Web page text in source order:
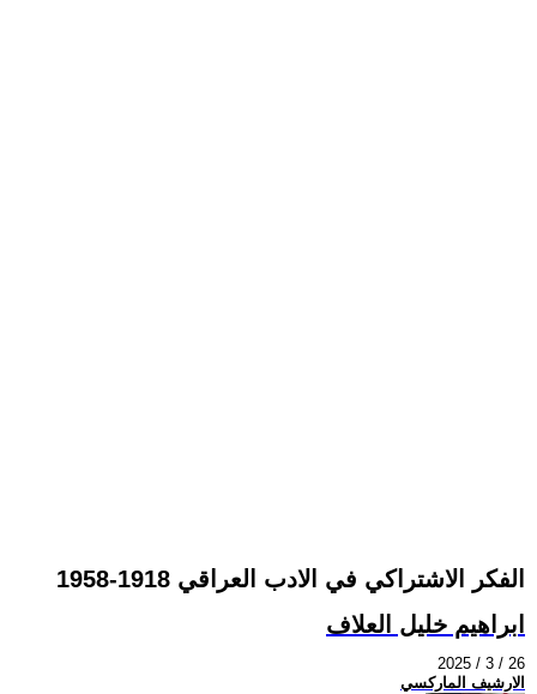
الفكر الاشتراكي في الادب العراقي 1918-1958
ابراهيم خليل العلاف
2025 / 3 / 26
الارشيف الماركسي